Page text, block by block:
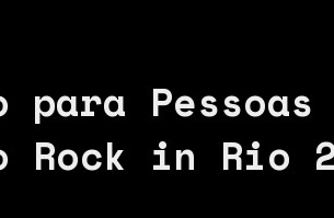
Rock in Rio